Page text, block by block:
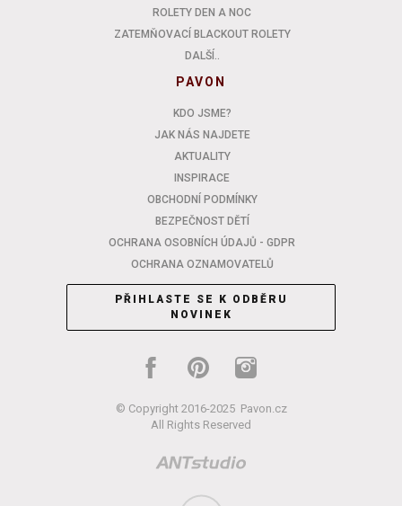
ROLETY DEN A NOC
ZATEMŇOVACÍ BLACKOUT ROLETY
DALŠÍ..
PAVON
KDO JSME?
JAK NÁS NAJDETE
AKTUALITY
INSPIRACE
OBCHODNÍ PODMÍNKY
BEZPEČNOST DĚTÍ
OCHRANA OSOBNÍCH ÚDAJŮ - GDPR
OCHRANA OZNAMOVATELŮ
PŘIHLASTE SE K ODBĚRU
NOVINEK
© Copyright 2016-2025 Pavon.cz
All Rights Reserved